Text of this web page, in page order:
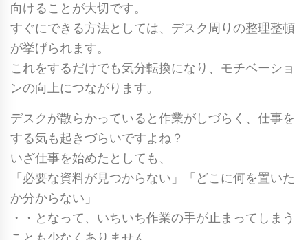
向けることが大切です。
すぐにできる方法としては、デスク周りの整理整頓
が挙げられます。
これをするだけでも気分転換になり、モチベーショ
ンの向上につながります。
デスクが散らかっていると作業がしづらく、仕事を
する気も起きづらいですよね？
いざ仕事を始めたとしても、
「必要な資料が見つからない」「どこに何を置いた
か分からない」
・・となって、いちいち作業の手が止まってしまう